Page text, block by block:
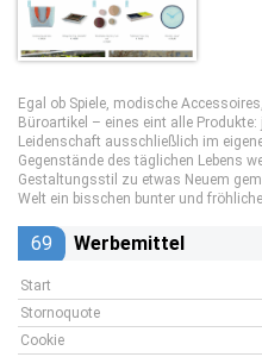
Egal ob Spiele, modische
Büroartikel – eines eint alle
Leidenschaft ausschließlich im
Gegenstände des täglichen Lebens
Gestaltungsstil zu etwas Neuem
Welt ein bisschen bunter und
69 Werbemittel
Start
Stornoquote
Cookie